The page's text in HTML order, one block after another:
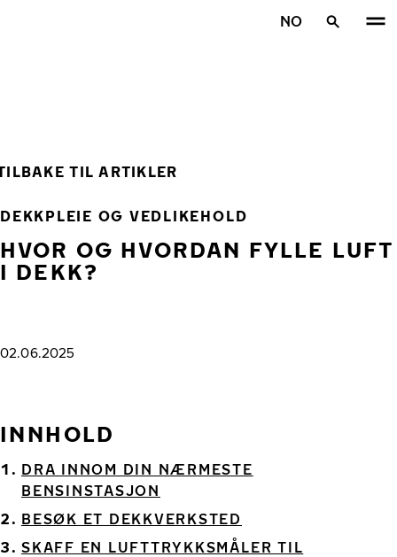
NO
TIL ARTIKLER
DEKKPLEIE OG VEDLIKEHOLD
HVOR OG HVORDAN FYLLE LUFT
I DEKK?
02.06.2025
INNHOLD
DRA INNOM DIN NÆRMESTE
BENSINSTASJON
BESØK ET DEKKVERKSTED
SKAFF EN LUFTTRYKKSMÅLER TIL